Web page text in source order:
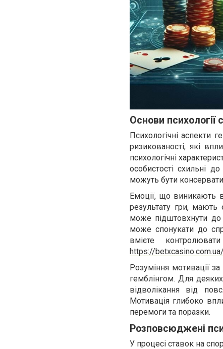
Основи психології
Психологічні аспекти
ризикованості, які
психологічні
особистості схильні
можуть бути
Емоції, що виникають
результату гри, мають
може підштовхнути до
може спонукати до
вмієте
https://
Розуміння мотивації
гемблінгом. Для
відволікання від
Мотивація глибоко
перемоги та поразки.
Розповсюджені
У процесі ставок на